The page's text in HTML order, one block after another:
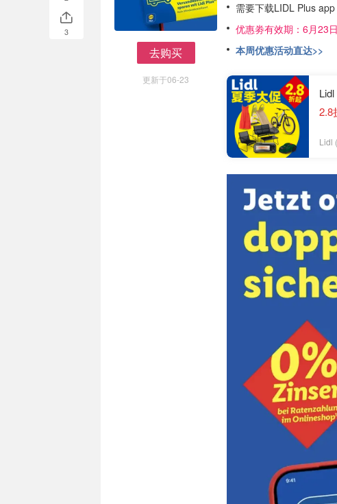
去购买
更新于06-23
需要下载LIDL Plus
优惠劵有效期：6月23
本周优惠活动直达>>
2.8
Lidl
3